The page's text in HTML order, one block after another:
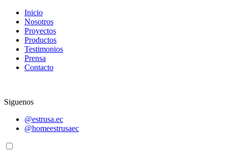
Inicio
Nosotros
Proyectos
Productos
Testimonios
Prensa
Contacto
Siguenos
@estrusa.ec
@homeestrusaec